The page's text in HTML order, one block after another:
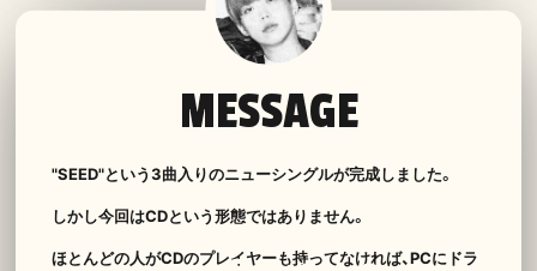
MESSAGE
"SEED"という3曲入りのニューシングルが完成しました。
しかし今回はCDという形態ではありません。
ほとんどの人がCDのプレイヤーも持ってなければ、PCにドラ